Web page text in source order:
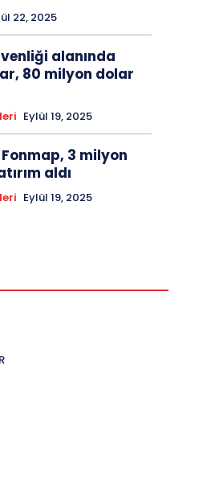
22, 2025
alanında
80 milyon dolar
Eylül 19, 2025
3 milyon
aldı
Eylül 19, 2025